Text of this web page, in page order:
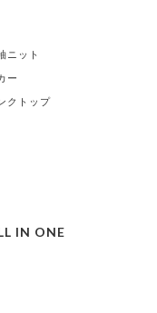
ニット
ー
クトップ
IN ONE